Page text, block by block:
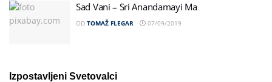
Sad Vani – Sri Anandamayi Ma
OD TOMAŽ FLEGAR 07/09/2019
Izpostavljeni Svetovalci